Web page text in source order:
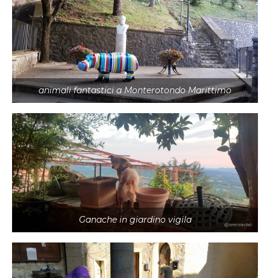
animali fantastici a Monterotondo Marittimo
Ganache in giardino vigila